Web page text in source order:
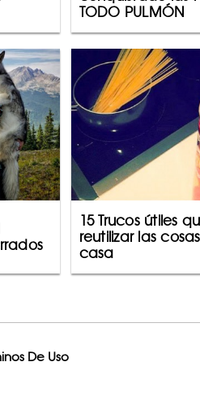
TODO PULMÓN
15 Trucos útiles
reutilizar las
casa
De Uso